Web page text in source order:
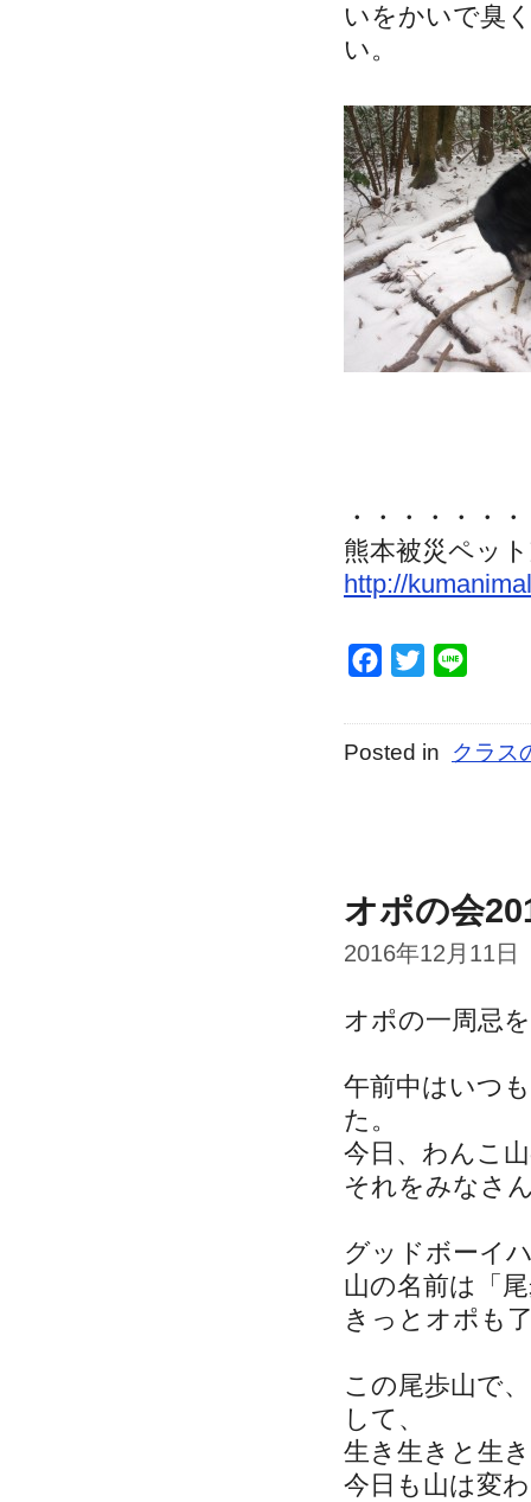
いをかいで臭
い。
・・・・・・
熊本被災ペッ
http://
Facebook
Twitter
Posted in クラス
オポの会
2016年12月11日
オポの一周忌
午前中はいつ
た。
今日、わんこ
それをみなさ
グッドボーイ
山の名前は「
きっとオポも
この尾歩山で
して、
生き生きと生
今日も山は変